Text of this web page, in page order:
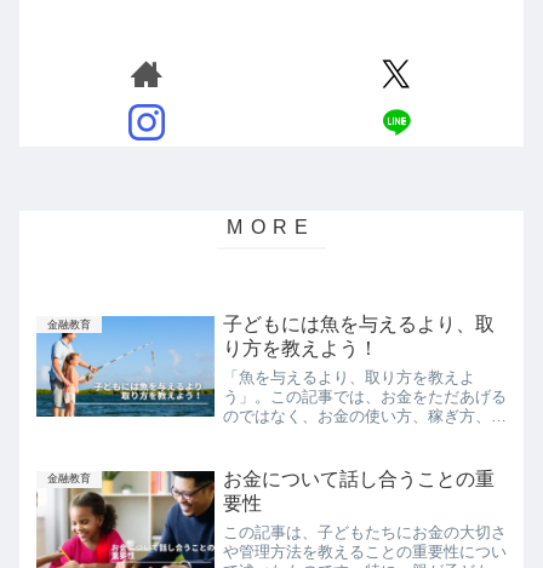
金融教育
子どもには魚を与えるより、取
り方を教えよう！
「魚を与えるより、取り方を教えよ
う」。この記事では、お金をただあげる
のではなく、お金の使い方、稼ぎ方、増
を使う方法、そしてお金を増やす方法を
子供たちが理解し、これらを実践するこ
とで、将来、自分の人生を自立して向上
させることが可能になることを紹介しま
す。
金融教育
お金について話し合うことの重
要性
この記事は、子どもたちにお金の大切さ
や管理方法を教えることの重要性につい